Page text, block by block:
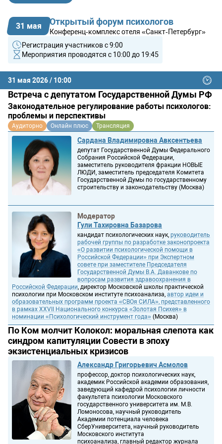
31 мая Открытый форум психологов
Конференц‑комплекс отеля «Санкт‑Петербург»
Регистрация участников с 9:00
Мероприятия проводятся с 10:00 до 19:45
31 мая 2026 / 10:00
Встреча с депутатом Государственной Думы РФ
Законодательное регулирование работы психологов:
проблемы и перспективы
Аудиторно Онлайн плюс Трансляция
Сардана Владимировна Авксентьева
депутат Государственной Думы Федерального
Собрания Российской Федерации,
заместитель руководителя фракции НОВЫЕ
ЛЮДИ, заместитель председателя Комитета
Государственной Думы по государственному
строительству и законодательству (Москва)
Модератор
Гули Тахировна Базарова
кандидат психологических наук, руководитель
рабочей группы по разработке законопроекта
«О развитии психологической помощи в
Российской Федерации» при Экспертном
совете при заместителе Председателя
Государственной Думы В.А. Даванкове по
вопросам развития здравоохранения в
Российской Федерации, директор Московской школы практической
психологии при Московском институте психоанализа, автор идеи и
образовательных программ проекта «СВОя СИЛА», представленного
в рамках XXVII Национального конкурса «Золотая Психея» в
номинации «Психологический инструмент года» (Москва)
По Ком молчит Колокол: моральная слепота как
синдром капитуляции Совести в эпоху
экзистенциальных кризисов
Александр Григорьевич Асмолов
профессор, доктор психологических наук,
академик Российской академии образования,
заведующий кафедрой психологии личности
факультета психологии Московского
государственного университета им. М.В.
Ломоносова, научный руководитель
Академии потенциала человека
СберУниверситета, научный руководитель
Московского института
психоанализа, главный редактор журнала